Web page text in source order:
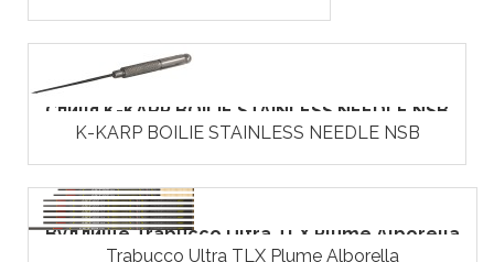
Спиця K-KARP BOILІЕ STAINLESS NEEDLE NSB
K-KARP BOILІЕ STAINLESS NEEDLE NSB
Вудлище Trabucco Ultra TLX Plume Alborella
Trabucco Ultra TLX Plume Alborella